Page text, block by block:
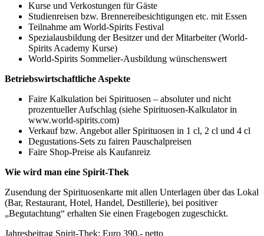
Kurse und Verkostungen für Gäste
Studienreisen bzw. Brennereibesichtigungen etc. mit Essen
Teilnahme am World-Spirits Festival
Spezialausbildung der Besitzer und der Mitarbeiter (World-
Spirits Academy Kurse)
World-Spirits Sommelier-Ausbildung wünschenswert
Betriebswirtschaftliche Aspekte
Faire Kalkulation bei Spirituosen – absoluter und nicht
prozentueller Aufschlag (siehe Spirituosen-Kalkulator in
www.world-spirits.com)
Verkauf bzw. Angebot aller Spirituosen in 1 cl, 2 cl und 4 cl
Degustations-Sets zu fairen Pauschalpreisen
Faire Shop-Preise als Kaufanreiz
Wie wird man eine Spirit-Thek
Zusendung der Spirituosenkarte mit allen Unterlagen über das Lokal
(Bar, Restaurant, Hotel, Handel, Destillerie), bei positiver
„Begutachtung“ erhalten Sie einen Fragebogen zugeschickt.
Jahresbeitrag Spirit-Thek: Euro 390,- netto